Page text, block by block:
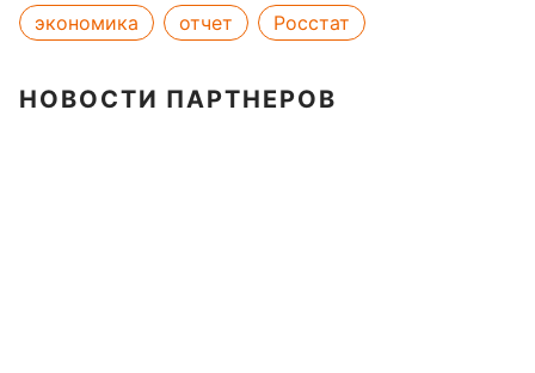
экономика отчет Росстат
НОВОСТИ ПАРТНЕРОВ